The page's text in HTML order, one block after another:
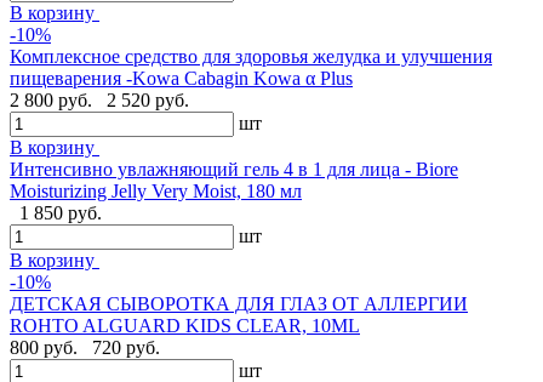
В корзину
-10%
Комплексное средство для здоровья желудка и улучшения
пищеварения -Kowa Cabagin Kowa α Plus
2 800 руб.
2 520 руб.
шт
В корзину
Интенсивно увлажняющий гель 4 в 1 для лица - Biore
Moisturizing Jelly Very Moist, 180 мл
1 850 руб.
шт
В корзину
-10%
ДЕТСКАЯ СЫВОРОТКА ДЛЯ ГЛАЗ ОТ АЛЛЕРГИИ
ROHTO ALGUARD KIDS CLEAR, 10ML
800 руб.
720 руб.
шт